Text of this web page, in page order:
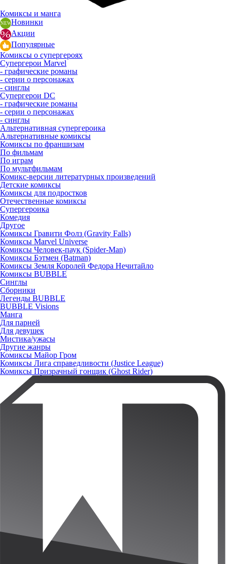
Комиксы и манга
Новинки
Акции
Популярные
Комиксы о супергероях
Супергерои Marvel
- графические романы
- серии о персонажах
- синглы
Супергерои DC
- графические романы
- серии о персонажах
- синглы
Альтернативная супергероика
Альтернативные комиксы
Комиксы по франшизам
По фильмам
По играм
По мультфильмам
Комикс-версии литературных произведений
Детские комиксы
Комиксы для подростков
Отечественные комиксы
Супергероика
Комедия
Другое
Комиксы Гравити Фолз (Gravity Falls)
Комиксы Marvel Universe
Комиксы Человек-паук (Spider-Man)
Комиксы Бэтмен (Batman)
Комиксы Земля Королей Федора Нечитайло
Комиксы BUBBLE
Синглы
Сборники
Легенды BUBBLE
BUBBLE Visions
Манга
Для парней
Для девушек
Мистика/ужасы
Другие жанры
Комиксы Майор Гром
Комиксы Лига справедливости (Justice League)
Комиксы Призрачный гонщик (Ghost Rider)